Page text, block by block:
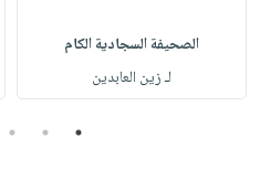
أطفال
مناسبات
فيديوهات
يتكرر
عربةالصحيفة السجادية الكام
لـ زين العابدين
1
2
3